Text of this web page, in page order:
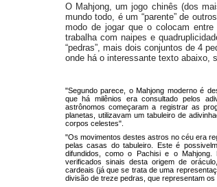
O Mahjong, um jogo chinês (dos
mundo todo, é um “parente” de
modo de jogar que o colocam
trabalha com naipes e
“pedras”, mais dois conjuntos de 4
onde há o interessante texto abaixo,
"Segundo parece, o Mahjong moderno é
que há milênios era consultado pelos
astrônomos começaram a registrar as
planetas, utilizavam um tabuleiro de
corpos celestes".
"Os movimentos destes astros no céu era
pelas casas do tabuleiro. Este é
difundidos, como o Pachisi e o Mahjong.
verificados sinais desta origem de
cardeais (já que se trata de uma
divisão de treze pedras, que representam